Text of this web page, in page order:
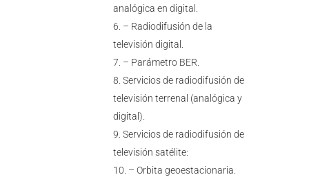
analógica en digital.
– Radiodifusión de la
televisión digital.
– Parámetro BER.
Servicios de radiodifusión de
televisión terrenal (analógica y
digital).
Servicios de radiodifusión de
televisión satélite:
– Orbita geoestacionaria.